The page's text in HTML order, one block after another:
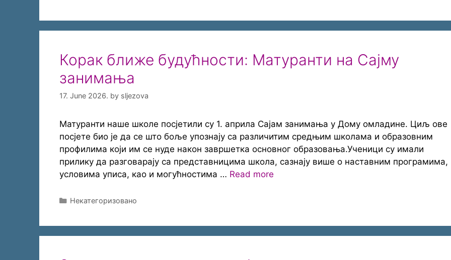
Корак ближе будућности: Матуранти на Сајму
занимања
17. June 2026. by sljezova
Матуранти наше школе посјетили су 1. априла Сајам занимања у Дому омладине. Циљ ове
посјете био је да се што боље упознају са различитим средњим школама и образовним
профилима који им се нуде након завршетка основног образовања.Ученици су имали
прилику да разговарају са представницима школа, сазнају више о наставним програмима,
условима уписа, као и могућностима … Read more
Categories
Некатегоризовано